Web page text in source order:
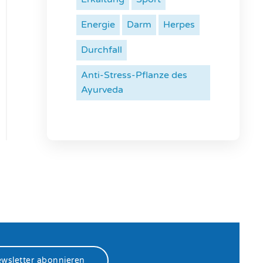
Energie Darm Herpes
Durchfall
Anti-Stress-Pflanze des
Ayurveda
abonnieren